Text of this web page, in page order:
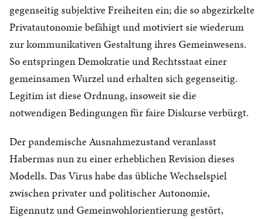
gegenseitig subjektive Freiheiten ein; die so abgezirkelte
Privatautonomie befähigt und motiviert sie wiederum
zur kommunikativen Gestaltung ihres Gemeinwesens.
So entspringen Demokratie und Rechtsstaat einer
gemeinsamen Wurzel und erhalten sich gegenseitig.
Legitim ist diese Ordnung, insoweit sie die
notwendigen Bedingungen für faire Diskurse verbürgt.
Der pandemische Ausnahmezustand veranlasst
Habermas nun zu einer erheblichen Revision dieses
Modells. Das Virus habe das übliche Wechselspiel
zwischen privater und politischer Autonomie,
Eigennutz und Gemeinwohlorientierung gestört,